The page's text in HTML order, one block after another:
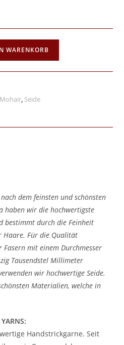
WARENKORB
Mohair Seide
dem feinsten und schönsten
haben wir die hochwertigste
bestimmt durch die Feinheit
Haare. Für die Qualität
Fasern mit einem Durchmesser
Tausendstel Millimeter
wir hochwertige Seide.
Materialien, welche in
Handstrickgarne. Seit